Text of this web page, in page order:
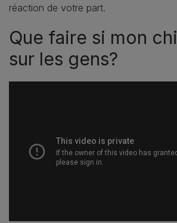
réaction de votre part.
Que faire si mon
sur les gens?